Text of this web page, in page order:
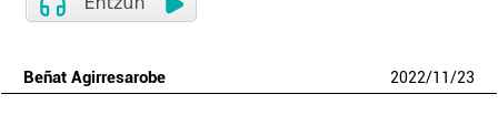
Beñat Agirresarobe 2022/11/23